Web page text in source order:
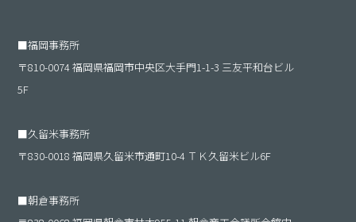
■福岡事務所
〒810-0074 福岡県福岡市中央区大手門1-1-3 三友平和台ビル
5F
■久留米事務所
〒830-0018 福岡県久留米市通町10-4 ＴＫ久留米ビル6F
■朝倉事務所